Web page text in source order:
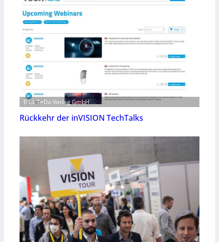
Bild: TeDo Verlag GmbH
Rückkehr der inVISION TechTalks